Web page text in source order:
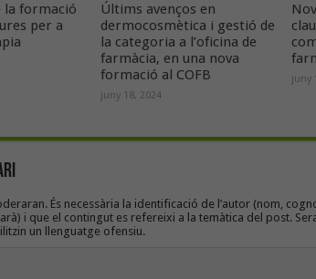
la formació
per a
Últims avenços en
dermocosmètica i gestió de
la categoria a l’oficina de
farmàcia, en una nova
formació al COFB
juny 18, 2024
juny
És necessària la identificació de l’autor (nom,
i que el contingut es refereixi a la temàtica del post.
un llenguatge ofensiu.